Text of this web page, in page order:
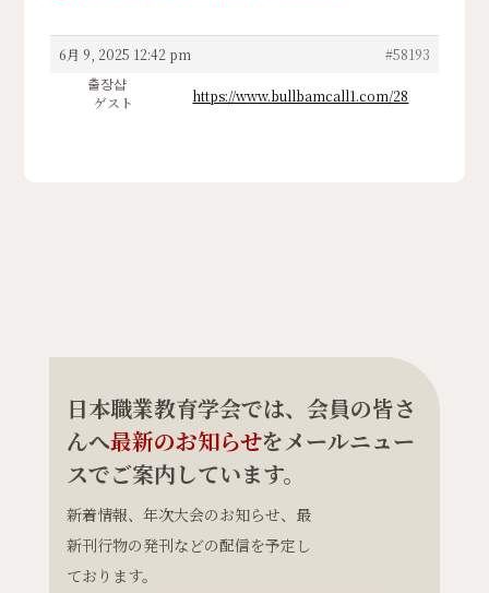
6月 9, 2025 12:42 pm
#58193
출장샵
ゲスト
https://www.bullbamcall1.com/28
日本職業教育学会では、会員の皆さ
んへ最新のお知らせをメールニュー
スでご案内しています。
新着情報、年次大会のお知らせ、最
新刊行物の発刊などの配信を予定し
ております。